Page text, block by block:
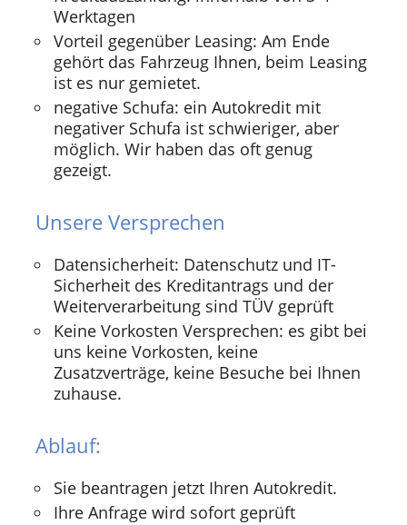
Werktagen
Vorteil gegenüber Leasing: Am Ende
gehört das Fahrzeug Ihnen, beim Leasing
ist es nur gemietet.
negative Schufa: ein Autokredit mit
negativer Schufa ist schwieriger, aber
möglich. Wir haben das oft genug
gezeigt.
Unsere Versprechen
Datensicherheit: Datenschutz und IT-
Sicherheit des Kreditantrags und der
Weiterverarbeitung sind TÜV geprüft
Keine Vorkosten Versprechen: es gibt bei
uns keine Vorkosten, keine
Zusatzverträge, keine Besuche bei Ihnen
zuhause.
Ablauf:
Sie beantragen jetzt Ihren Autokredit.
Ihre Anfrage wird sofort geprüft